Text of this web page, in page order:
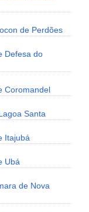
de Perdões
Defesa do
Coromandel
Santa
Itajubá
Ubá
de Nova